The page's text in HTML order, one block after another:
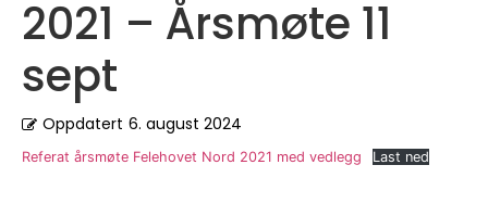
2021 – Årsmøte 11
sept
Oppdatert 6. august 2024
Referat årsmøte Felehovet Nord 2021 med vedlegg Last ned